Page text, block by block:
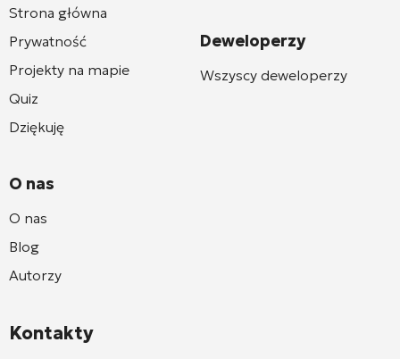
Strona główna
Prywatność
Projekty na mapie
Quiz
Dziękuję
O nas
O nas
Blog
Autorzy
Deweloperzy
Wszyscy deweloperzy
Kontakty